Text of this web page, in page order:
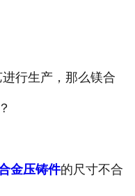
行生产，那么镁合
金压铸件的尺寸不合